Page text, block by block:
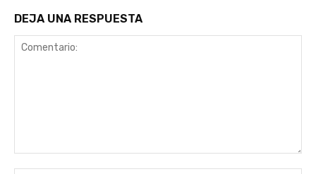
DEJA UNA RESPUESTA